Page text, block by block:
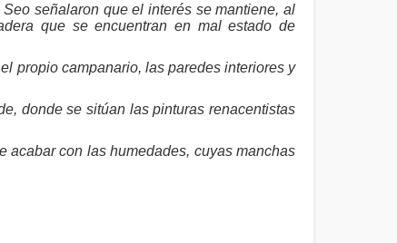
señalaron que el interés se mantiene, al
que se encuentran en mal estado de
propio campanario, las paredes interiores y
donde se sitúan las pinturas renacentistas
acabar con las humedades, cuyas manchas